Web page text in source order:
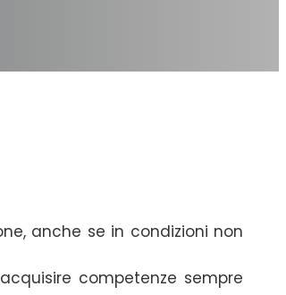
anche se in condizioni non
competenze sempre